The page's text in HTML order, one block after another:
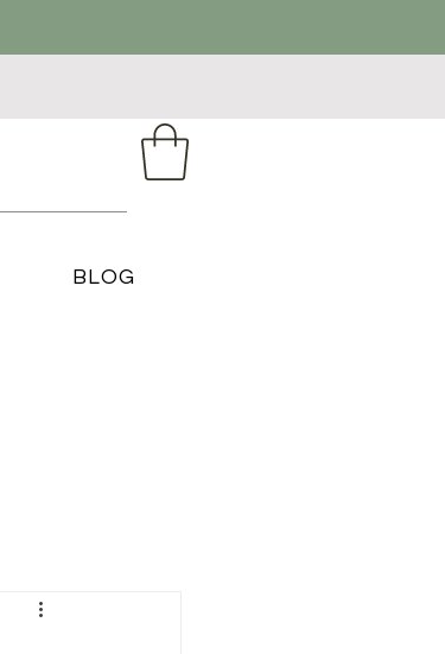
BLOG